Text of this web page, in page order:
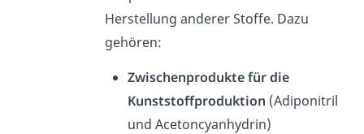
Herstellung anderer Stoffe. Dazu
gehören:
Zwischenprodukte für die
Kunststoffproduktion (Adiponitril
und Acetoncyanhydrin)